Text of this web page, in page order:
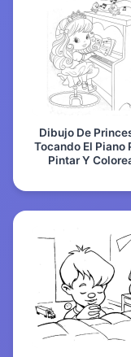
Dibujo De
Tocando El Piano
Pintar Y